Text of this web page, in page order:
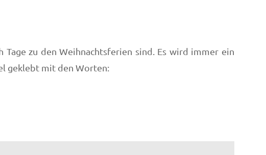
Tage zu den Weihnachtsferien sind. Es wird immer ein
geklebt mit den Worten: